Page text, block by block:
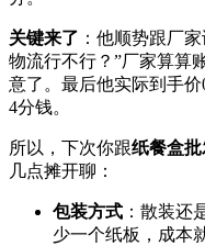
关键来了 ：他顺势跟厂
物流行不行？”厂家算算
意了。最后他实际到手
4分钱。
所以，下次你跟纸餐盒
几点摊开聊：
包装方式 ：散装还
少一个纸板，成本